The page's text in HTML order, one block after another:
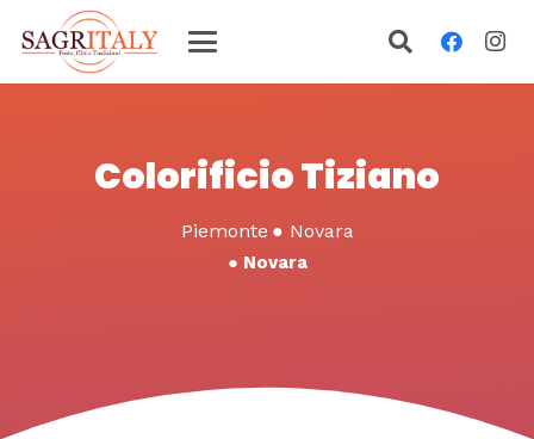
Colorificio Tiziano
Piemonte ● Novara
● Novara